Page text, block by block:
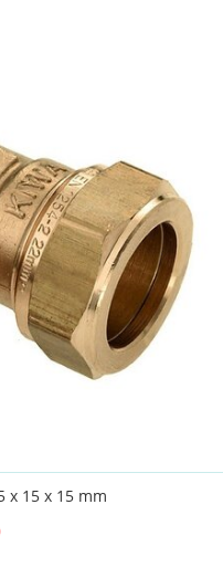
x 15 x 15 mm